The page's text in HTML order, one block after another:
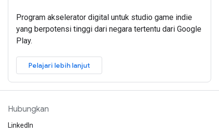
Program akselerator digital untuk studio game indie
yang berpotensi tinggi dari negara tertentu dari Google
Play.
Pelajari lebih lanjut
Hubungkan
LinkedIn